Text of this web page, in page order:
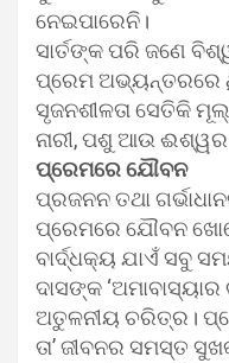
ନେଇପାରେନି।
ସାର୍ତଙ୍କ ପରି ଜଣେ
ପ୍ରେମ ଅଭ୍ୟନ୍ତରରେ
ସୃଜନଶୀଳତା ସେତିକି
ନାରୀ, ପଶୁ ଆଉ
ପ୍ରେମରେ ଯୌବନ
ପ୍ରଜନନ ତଥା
ପ୍ରେମରେ ଯୌବନ
ବାର୍ଦ୍ଧକ୍ୟ ଯାଏଁ ସବୁ
ଦାସଙ୍କ
ଅତୁଳନୀୟ ଚରିତ୍ର।
ତା’ ଜୀବନର ସମସ୍ତ